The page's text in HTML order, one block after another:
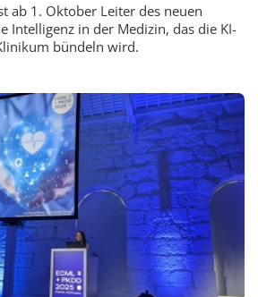
ab 1. Oktober Leiter des neuen
Intelligenz in der Medizin, das die KI-
bündeln wird.